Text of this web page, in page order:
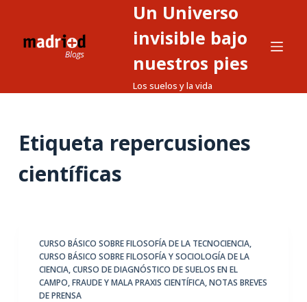
o
Un Universo
invisible bajo
nuestros pies
Los suelos y la vida
Etiqueta repercusiones
científicas
CURSO BÁSICO SOBRE FILOSOFÍA DE LA TECNOCIENCIA,
CURSO BÁSICO SOBRE FILOSOFÍA Y SOCIOLOGÍA DE LA
CIENCIA,CURSO DE DIAGNÓSTICO DE SUELOS EN EL
CAMPO,FRAUDE Y MALA PRAXIS CIENTÍFICA,NOTAS BREVES
DE PRENSA